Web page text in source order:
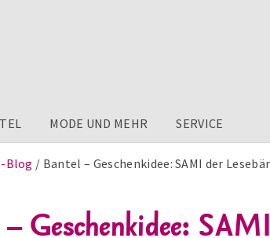
MODE UND MEHR SERVICE
Blog Bantel – Geschenkidee: SAMI der Lesebär
Geschenkidee: